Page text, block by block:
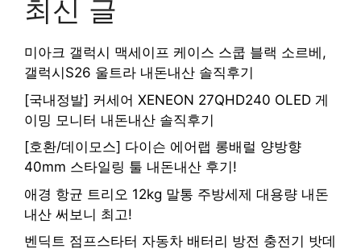
최신 글
미아크 갤럭시 맥세이프 케이스 스쿱 블랙 소르베,
갤럭시S26 울트라 내돈내산 솔직후기
[국내정발] 커세어 XENEON 27QHD240 OLED 게
이밍 모니터 내돈내산 솔직후기
[호환/데이모스] 다이슨 에어랩 롱배럴 양방향
40mm 스타일링 툴 내돈내산 후기!
애경 항균 트리오 12kg 말통 주방세제 대용량 내돈
내산 써보니 최고!
벤딕트 점프스타터 자동차 배터리 방전 충전기 밧데